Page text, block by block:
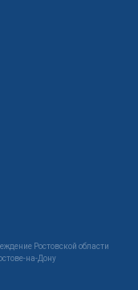
Ростовской области
на-Дону